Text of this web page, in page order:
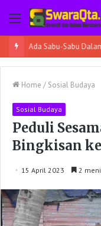
Menu
Home / Sosial Budaya
Sosial Budaya
Peduli
Bingkisan
15 April 2023 2